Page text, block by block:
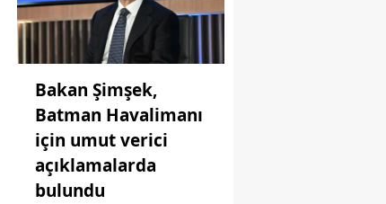
Bakan Şimşek,
Batman Havalimanı
için umut verici
açıklamalarda
bulundu